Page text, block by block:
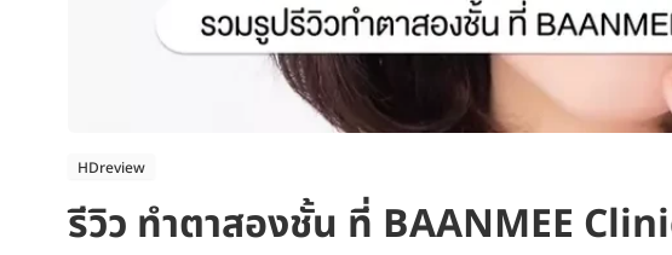
HDreview
รีวิว ทำตาสองชั้น ที่ BAANMEE